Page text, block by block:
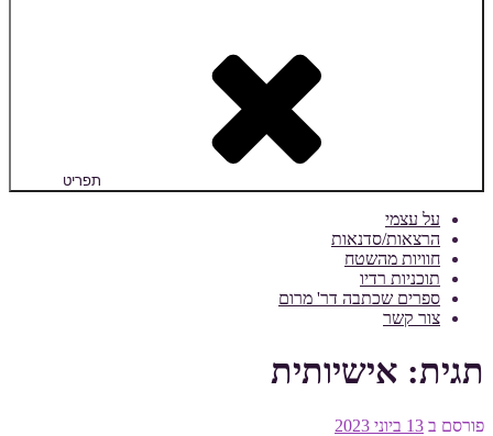
תפריט
על עצמי
הרצאות/סדנאות
חוויות מהשטח
תוכניות רדיו
ספרים שכתבה דר' מרום
צור קשר
תגית: אישיותית
פורסם ב 13 ביוני 2023